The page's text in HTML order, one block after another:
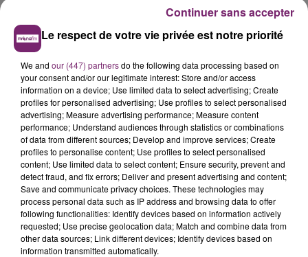
Le respect de votre vie privée est notre priorité
We and our (447) partnersdo the following data processing based on
your consent and/or our legitimate interest: Store and/or access
information on a device; Use limited data to select advertising; Create
profiles for personalised advertising; Use profiles to select personalised
advertising; Measure advertising performance; Measure content
performance; Understand audiences through statistics or combinations
of data from different sources; Develop and improve services; Create
profiles to personalise content; Use profiles to select personalised
content; Use limited data to select content; Ensure security, prevent and
detect fraud, and fix errors; Deliver and present advertising and content;
Save and communicate privacy choices. These technologies may
process personal data such as IP address and browsing data to offer
following functionalities: Identify devices based on information actively
requested; Use precise geolocation data; Match and combine data from
other data sources; Link different devices; Identify devices based on
information transmitted automatically.
Continuer sans accepter